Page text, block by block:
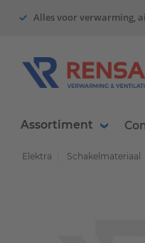
Alles voor verwarming,
Assortiment
Elektra Schakelmateriaal